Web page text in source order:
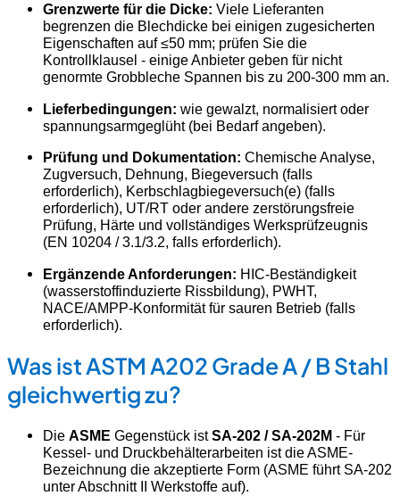
Grenzwerte für die Dicke: Viele Lieferanten
begrenzen die Blechdicke bei einigen zugesicherten
Eigenschaften auf ≤50 mm; prüfen Sie die
Kontrollklausel - einige Anbieter geben für nicht
genormte Grobbleche Spannen bis zu 200-300 mm an.
Lieferbedingungen: wie gewalzt, normalisiert oder
spannungsarmgeglüht (bei Bedarf angeben).
Prüfung und Dokumentation: Chemische Analyse,
Zugversuch, Dehnung, Biegeversuch (falls
erforderlich), Kerbschlagbiegeversuch(e) (falls
erforderlich), UT/RT oder andere zerstörungsfreie
Prüfung, Härte und vollständiges Werksprüfzeugnis
(EN 10204 / 3.1/3.2, falls erforderlich).
Ergänzende Anforderungen: HIC-Beständigkeit
(wasserstoffinduzierte Rissbildung), PWHT,
NACE/AMPP-Konformität für sauren Betrieb (falls
erforderlich).
Was ist ASTM A202 Grade A / B Stahl
gleichwertig zu?
Die ASME Gegenstück istSA-202 / SA-202M - Für
Kessel- und Druckbehälterarbeiten ist die ASME-
Bezeichnung die akzeptierte Form (ASME führt SA-202
unter Abschnitt II Werkstoffe auf).